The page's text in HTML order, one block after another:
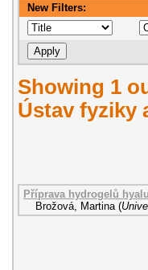
New Filters:
Showing 1
Ústav fyziky
Příprava hydrogelů
Brožová, Martina (